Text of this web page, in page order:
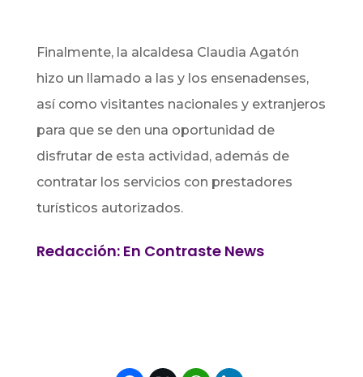
Finalmente, la alcaldesa Claudia Agatón
hizo un llamado a las y los ensenadenses,
así como visitantes nacionales y extranjeros
para que se den una oportunidad de
disfrutar de esta actividad, además de
contratar los servicios con prestadores
turísticos autorizados.
Redacción: En Contraste News